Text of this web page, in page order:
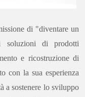
di "diventare un
soluzioni di prodotti
e ricostruzione di
con la sua esperienza
a sostenere lo sviluppo